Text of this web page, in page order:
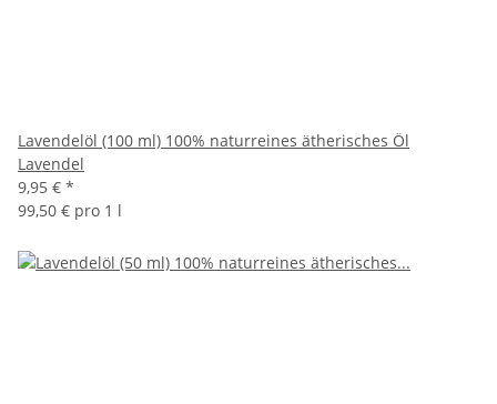
Lavendelöl (100 ml) 100% naturreines ätherisches Öl
Lavendel
9,95 € *
99,50 € pro 1 l